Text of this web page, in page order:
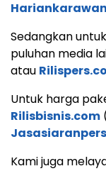
Sedangkan
puluhan media
atau
Untuk harga
Rilisbisnis.com
Kami juga